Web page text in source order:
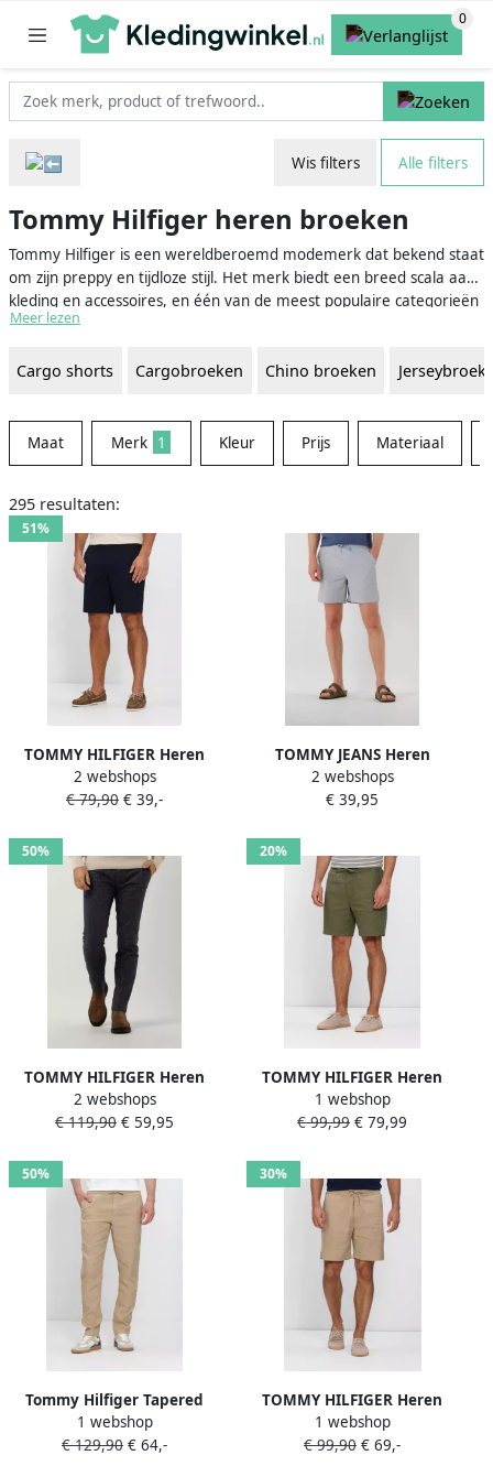
Wis filters Alle filters
Tommy Hilfiger heren broeken
Tommy Hilfiger is een wereldberoemd modemerk dat bekend staat
om zijn preppy en tijdloze stijl. Het merk biedt een breed scala aan
kleding en accessoires, en één van de meest populaire categorieën
is de Tommy Hilfiger heren broeken collectie. Deze broeken zijn
verkrijgbaar in diverse kleuren, stijlen en materialen. Of je nu op
of een stoere jeans, Tommy Hilfiger heeft de perfecte broek voor
elke gelegenheid en persoonlijke stijl.
Meer lezen
Cargo shorts Cargobroeken Chino broeken
Maat Merk 1 Kleur Prijs Materiaal
295 resultaten:
51%
TOMMY HILFIGER Heren
Broeken Half Ewb Harlem
Short Chino Donkerblauw
2 webshops
€ 79,90 € 39,-
TOMMY JEANS Heren
Broeken Tjm Seersucker Stp
Beach Short Lichtblauw
2 webshops
€ 39,95
50%
TOMMY HILFIGER Heren
Broeken Bleecker Fake Solid
Wool Look Donkerblauw
2 webshops
€ 119,90 € 59,95
20%
TOMMY HILFIGER Heren
Broeken Dover 8 Po Sorona
Linen 2 2 Olijf
1 webshop
€ 99,99 € 79,99
50%
Tommy Hilfiger Tapered
chino van linnenmix met
trekkoord model 'HARLEM'
1 webshop
€ 129,90 € 64,-
30%
TOMMY HILFIGER Heren
Broeken Dover 8 Po Sorona
Linen 2 2 Zand
1 webshop
€ 99,90 € 69,-